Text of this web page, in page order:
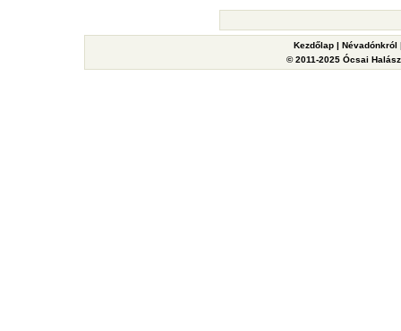
Kezdőlap | Névadónkról
© 2011-2025 Ócsai